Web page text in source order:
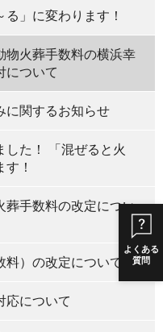
よくある
質問
」に変わります！
物火葬手数料の横浜幸
について
に関するお知らせ
した！ 「混ぜると火
！
葬手数料の改定につい
）の改定について
応について